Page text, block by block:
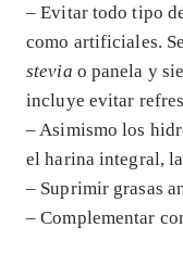
– Evitar todo tipo
como artificiales.
stevia o panela y
incluye evitar
– Asimismo los
el harina integral,
– Suprimir grasas
– Complementar